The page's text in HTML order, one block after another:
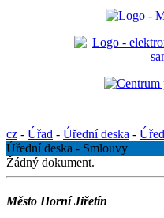
cz - Úřad - Úřední deska -
Úřední deska - Smlouvy
Žádný dokument.
Město Horní Jiřetín